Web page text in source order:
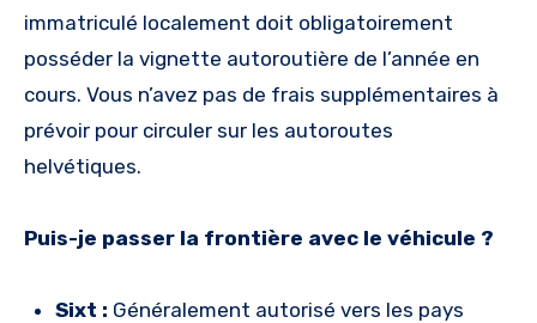
immatriculé localement doit obligatoirement
posséder la vignette autoroutière de l’année en
cours. Vous n’avez pas de frais supplémentaires à
prévoir pour circuler sur les autoroutes
helvétiques.
Puis-je passer la frontière avec le véhicule ?
Sixt : Généralement autorisé vers les pays